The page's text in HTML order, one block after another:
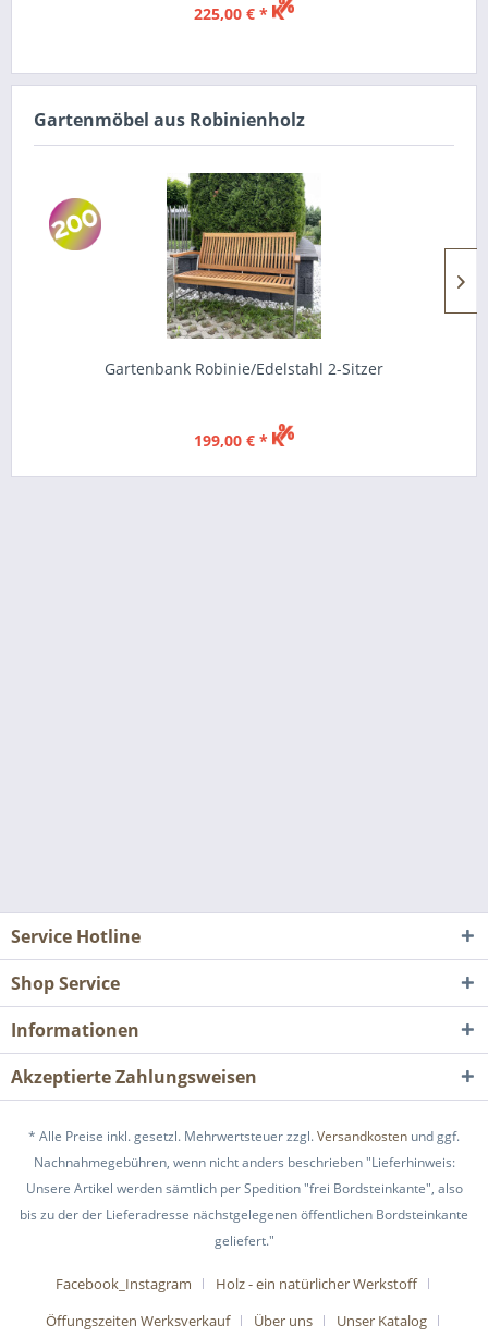
225,00 € *
Gartenmöbel aus Robinienholz
Gartenbank Robinie/Edelstahl 2-Sitzer
199,00 € *
Service Hotline
Shop Service
Informationen
Akzeptierte Zahlungsweisen
* Alle Preise inkl. gesetzl. Mehrwertsteuer zzgl.Versandkosten und ggf.
Nachnahmegebühren, wenn nicht anders beschrieben "Lieferhinweis:
Unsere Artikel werden sämtlich per Spedition "frei Bordsteinkante", also
bis zu der der Lieferadresse nächstgelegenen öffentlichen Bordsteinkante
geliefert."
Facebook_Instagram
Holz - ein natürlicher Werkstoff
Öffungszeiten Werksverkauf
Über uns Unser Katalog